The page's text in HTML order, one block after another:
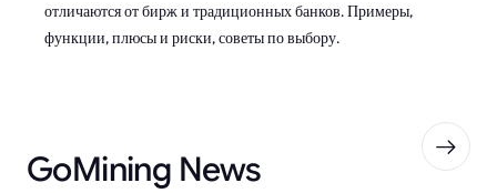
отличаются от бирж и традиционных банков. Примеры,
функции, плюсы и риски, советы по выбору.
GoMining News